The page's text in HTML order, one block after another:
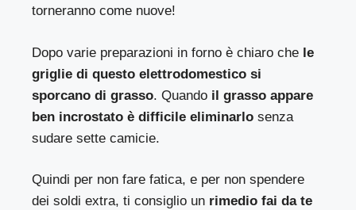
torneranno come nuove!
Dopo varie preparazioni in forno è chiaro che le
griglie di questo elettrodomestico si
sporcano di grasso. Quando il grasso appare
ben incrostato è difficile eliminarlo senza
sudare sette camicie.
Quindi per non fare fatica, e per non spendere
dei soldi extra, ti consiglio un rimedio fai da te